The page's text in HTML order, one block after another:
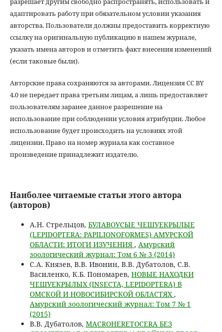
адаптировать работу при обязательном условии указания
авторства. Пользователи должны предоставить корректную
ссылку на оригинальную публикацию в нашем журнале,
указать имена авторов и отметить факт внесения изменений
(если таковые были).
Авторские права сохраняются за авторами. Лицензия CC BY
4.0 не передает права третьим лицам, а лишь предоставляет
пользователям заранее данное разрешение на
использование при соблюдении условия атрибуции. Любое
использование будет происходить на условиях этой
лицензии. Право на номер журнала как составное
произведение принадлежит издателю.
Наиболее читаемые статьи этого автора
(авторов)
А.Н. Стрельцов, БУЛАВОУСЫЕ ЧЕШУЕКРЫЛЫЕ
(LEPIDOPTERA: PAPILIONOFORMES) АМУРСКОЙ
ОБЛАСТИ: ИТОГИ ИЗУЧЕНИЯ , Амурский
зоологический журнал: Том 6 № 3 (2014)
С.А. Князев, В.В. Ивонин, В.В. Дубатолов, С.В.
Василенко, К.Б. Пономарев, НОВЫЕ НАХОДКИ
ЧЕШУЕКРЫЛЫХ (INSECTA, LEPIDOPTERA) В
ОМСКОЙ И НОВОСИБИРСКОЙ ОБЛАСТЯХ ,
Амурский зоологический журнал: Том 7 № 1
(2015)
В.В. Дубатолов, MACROHERETOCERA БЕЗ